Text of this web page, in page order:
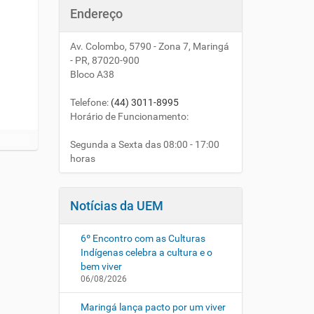
Endereço
Av. Colombo, 5790 - Zona 7, Maringá
- PR, 87020-900
Bloco A38
Telefone: (44) 3011-8995
Horário de Funcionamento:
Segunda a Sexta das 08:00 - 17:00
horas
Notícias da UEM
6º Encontro com as Culturas
Indígenas celebra a cultura e o
bem viver
06/08/2026
Maringá lança pacto por um viver